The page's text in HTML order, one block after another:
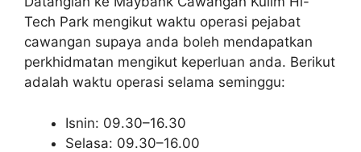
Tech Park mengikut waktu operasi pejabat
cawangan supaya anda boleh mendapatkan
perkhidmatan mengikut keperluan anda. Berikut
adalah waktu operasi selama seminggu:
Isnin: 09.30–16.30
Selasa: 09.30–16.00